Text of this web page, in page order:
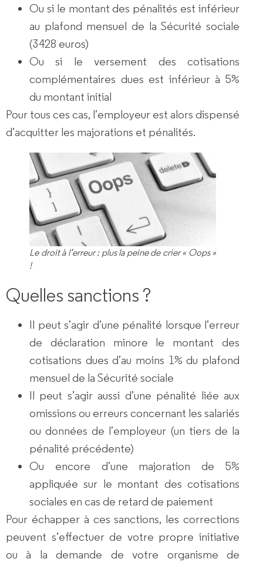
Ou si le montant des pénalités estinférieur
au plafond mensuel de la Sécurité sociale
(3428 euros)
Ou si leversement des cotisations
complémentaires dues est inférieur à 5%
du montant initial
Pour tous ces cas, l’employeur est alors dispensé
d’acquitter les majorations et pénalités.
Le droit à l’erreur : plus la peine de crier « Oops »
!
Quelles sanctions ?
Il peut s’agir d’une pénalité lorsque l’erreur
de déclaration minore le montant des
cotisations dues d’au moins 1% du plafond
mensuel de la Sécurité sociale
Il peut s’agir aussi d’une pénalité liée aux
omissions ou erreurs concernant les salariés
ou données de l’employeur (un tiers de la
pénalité précédente)
Ou encore d’une majoration de 5%
appliquée sur le montant des cotisations
sociales en cas de retard de paiement
Pour échapper à ces sanctions, lescorrections
peuvent s’effectuer de votre propre initiative
ou à lademande de votre organisme de